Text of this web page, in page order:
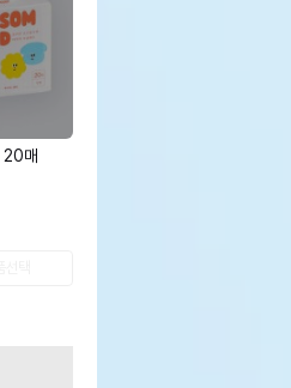
20매